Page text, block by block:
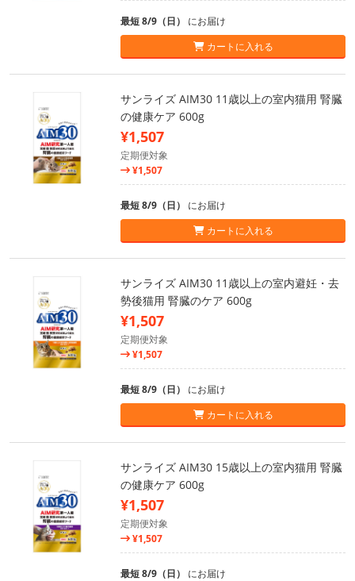
最短 8/9（日） にお届け
カートに入れる
サンライズ AIM30 11歳以上の室内猫用 腎臓
の健康ケア 600g
¥1,507
定期便対象
¥1,507
最短 8/9（日） にお届け
カートに入れる
サンライズ AIM30 11歳以上の室内避妊・去
勢後猫用 腎臓のケア 600g
¥1,507
定期便対象
¥1,507
最短 8/9（日） にお届け
カートに入れる
サンライズ AIM30 15歳以上の室内猫用 腎臓
の健康ケア 600g
¥1,507
定期便対象
¥1,507
最短 8/9（日） にお届け